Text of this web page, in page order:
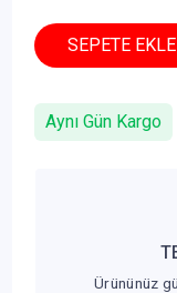
SEPETE EKLE
Aynı Gün Kargo
Ürününüz